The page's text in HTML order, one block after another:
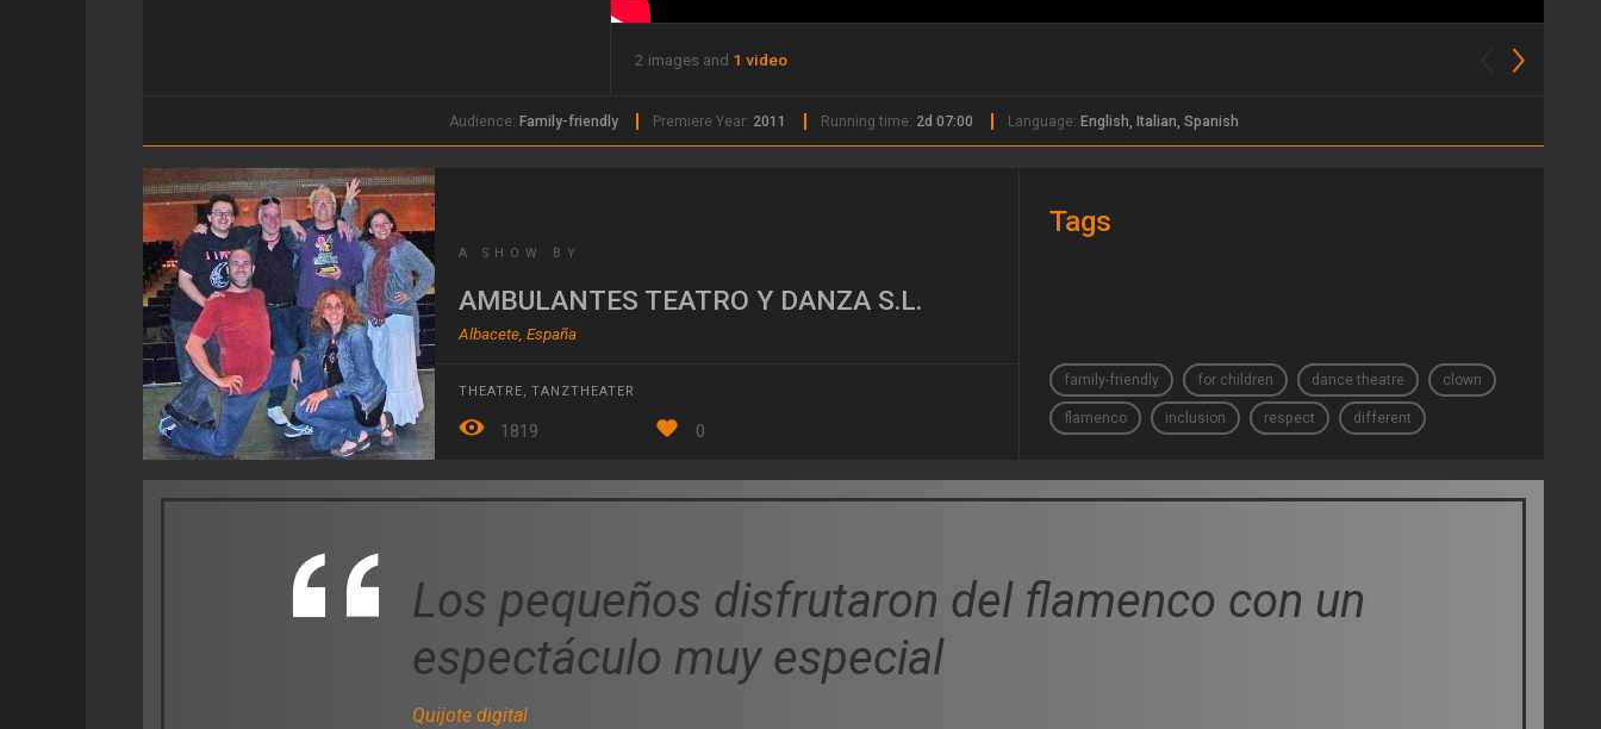
2 images and 1 video
Audience: Family-friendly Premiere Year: 2011 Running time: 2d 07:00 Language: English, Italian, Spanish
A SHOW BY
AMBULANTES TEATRO Y DANZA S.L.
Albacete, España
THEATRE TANZTHEATER
1819 0
Tags
family-friendly for children dance theatre clown
flamenco inclusion respect different
Los pequeños disfrutaron del flamenco con un
espectáculo muy especial
Quijote digital